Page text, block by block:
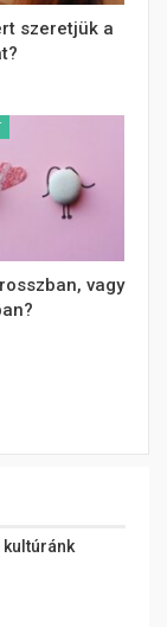
szeretjük a
vagy
kultúránk